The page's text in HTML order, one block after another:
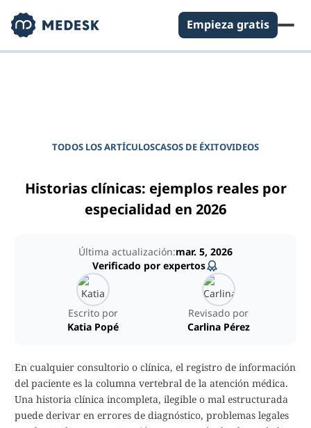
Empieza gratis
TODOS LOS ARTÍCULOSCASOS DE ÉXITOVIDEOS
Historias clínicas: ejemplos reales por
especialidad en 2026
Escrito por
Katia Popé
Revisado por
Carlina Pérez
Última actualización:mar. 5, 2026
Verificado por expertos
En cualquier consultorio o clínica, el registro de información
del paciente es la columna vertebral de la atención médica.
Una historia clínica incompleta, ilegible o mal estructurada
puede derivar en errores de diagnóstico, problemas legales